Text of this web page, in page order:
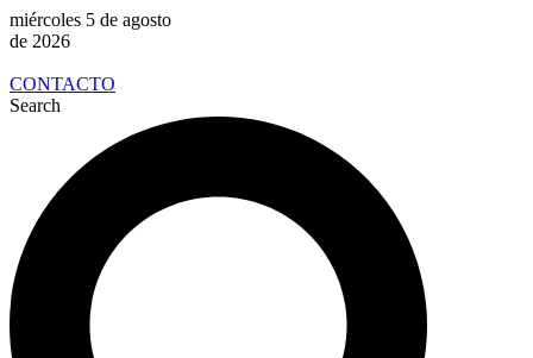
miércoles 5 de agosto
de 2026
CONTACTO
Search